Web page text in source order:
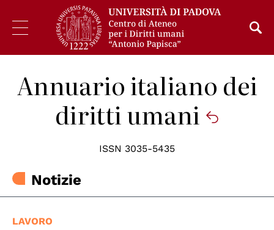
Annuario italiano dei
diritti umani
ISSN 3035-5435
Notizie
LAVORO